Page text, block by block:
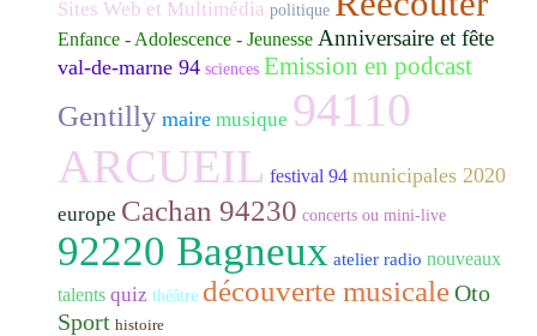
Sites Web et Multimédia politique
Enfance - Adolescence - Jeunesse Anniversaire et fête
val-de-marne 94 sciences Emission en podcast
Gentilly maire musique 94110
ARCUEIL festival 94 municipales 2020
europe Cachan 94230 concerts ou mini-live
92220 Bagneux atelier radio nouveaux
talents quiz théâtre découverte musicaleOto
Sport histoire